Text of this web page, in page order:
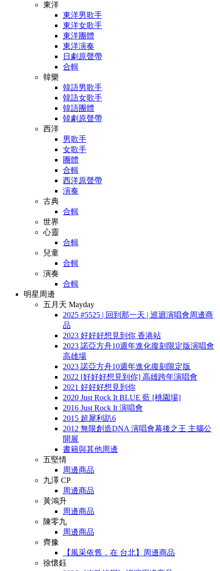
東洋
東洋男歌手
東洋女歌手
東洋團體
東洋演奏
日劇原聲帶
合輯
韓樂
韓語男歌手
韓語女歌手
韓語團體
韓劇原聲帶
西洋
男歌手
女歌手
團體
合輯
西洋原聲帶
演奏
古典
合輯
世界
心靈
合輯
兒童
合輯
演奏
合輯
明星周邊
五月天 Mayday
2025 #5525 | 回到那一天 | 巡迴演唱會周邊商
品
2023 好好好想見到你 香港站
2023 諾亞方舟10週年進化復刻限定版演唱會
高雄場
2023 諾亞方舟10週年進化復刻限定版
2022 [好好好想見到你] 高雄跨年演唱會
2021 好好好想見到你
2020 Just Rock It BLUE 藍 [桃園場]
2016 Just Rock It 演唱會
2015 超犀利趴6
2012 無限創造DNA 演唱會幕後之王 主腦公
開展
書籍與其他周邊
五堅情
周邊商品
九澤 CP
周邊商品
黃鴻升
周邊商品
陳零九
周邊商品
齊豫
【風采依舊．在 台北】周邊商品
徐懷鈺